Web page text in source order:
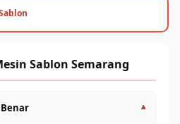
Sablon Semarang
▾